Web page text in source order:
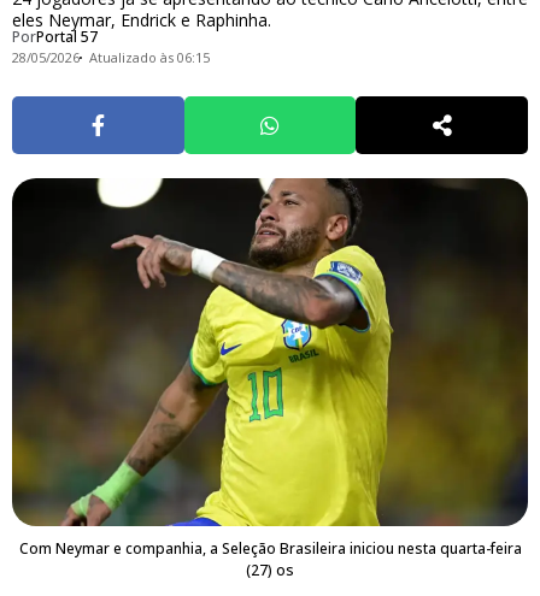
eles Neymar, Endrick e Raphinha.
PorPortal 57
28/05/2026 Atualizado às 06:15
Com Neymar e companhia, a Seleção Brasileira iniciou nesta quarta-feira
(27) os